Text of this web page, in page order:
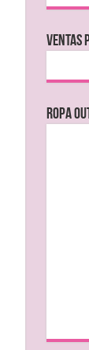
VENTAS
Ropa